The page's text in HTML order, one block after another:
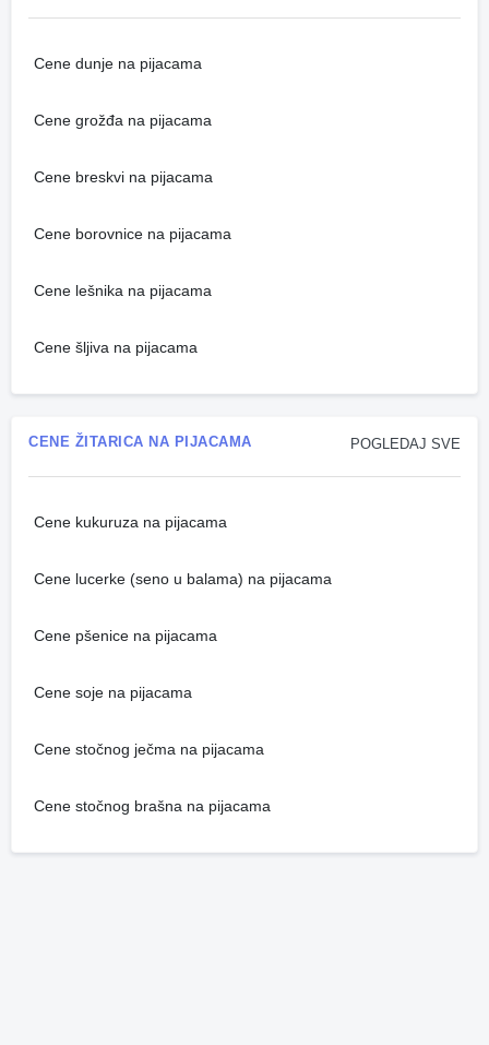
Cene dunje na pijacama
Cene grožđa na pijacama
Cene breskvi na pijacama
Cene borovnice na pijacama
Cene lešnika na pijacama
Cene šljiva na pijacama
POGLEDAJ SVE
CENE ŽITARICA NA PIJACAMA
Cene kukuruza na pijacama
Cene lucerke (seno u balama) na pijacama
Cene pšenice na pijacama
Cene soje na pijacama
Cene stočnog ječma na pijacama
Cene stočnog brašna na pijacama